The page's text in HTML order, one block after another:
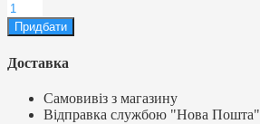
Доставка
Самовивіз з магазину
Відправка службою "Нова Пошта"